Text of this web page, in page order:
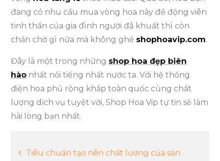
đang có nhu cầu mua vòng hoa này để động viên
tinh thần của gia đình người đã khuất thì còn
chần chờ gì nữa mà không ghé shophoavip.com.
Đây là một trong những shop hoa đẹp biên
hào nhất nổi tiếng nhất nước ta. Với hệ thống
điện hoa phủ rộng khắp toàn quốc cùng chất
lượng dịch vụ tuyệt vời, Shop Hoa Vip tự tin sẽ làm
hài lòng bạn nhất.
Điều
Tiêu chuẩn tạo nên chất lượng của sản